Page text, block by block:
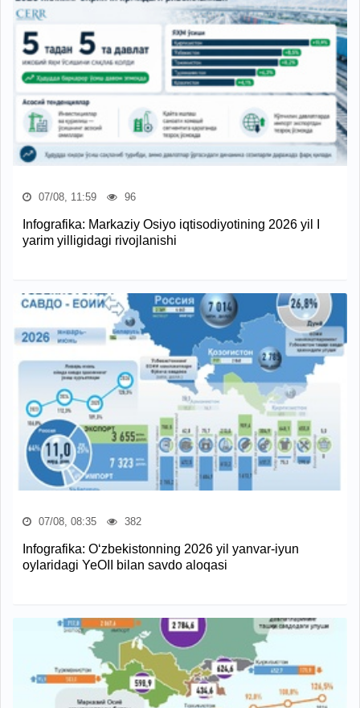
07/08, 11:59 96
Infografika: Markaziy Osiyo iqtisodiyotining 2026 yil I
yarim yilligidagi rivojlanishi
07/08, 08:35 382
Infografika: O‘zbekistonning 2026 yil yanvar-iyun
oylaridagi YeOII bilan savdo aloqasi